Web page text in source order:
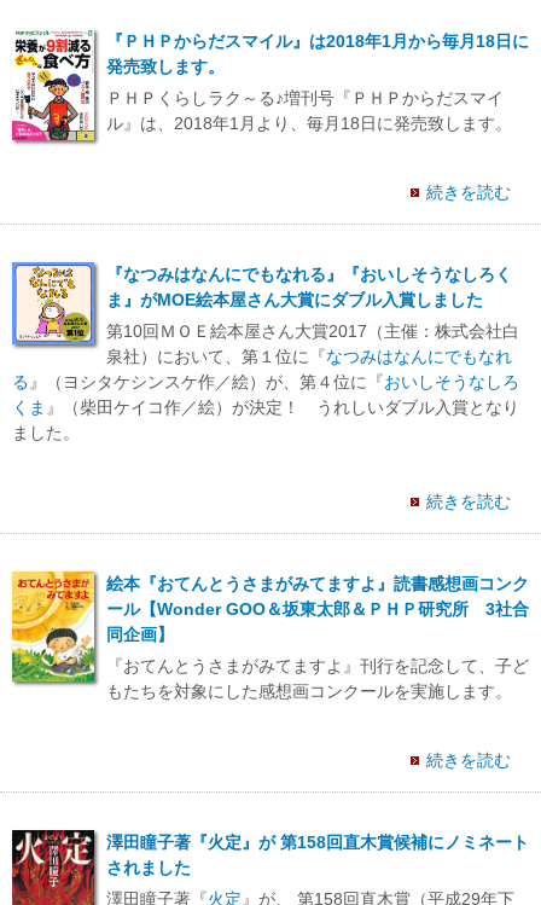
『ＰＨＰからだスマイル』は2018年1月から毎月18日に
発売致します。
ＰＨＰくらしラク～る♪増刊号『ＰＨＰからだスマイ
ル』は、2018年1月より、毎月18日に発売致します。
続きを読む
『なつみはなんにでもなれる』『おいしそうなしろく
ま』がMOE絵本屋さん大賞にダブル入賞しました
第10回ＭＯＥ絵本屋さん大賞2017（主催：株式会社白
泉社）において、第１位に『なつみはなんにでもなれ
る 』（ヨシタケシンスケ作／絵）が、第４位に『おいしそうなしろ
くま 』（柴田ケイコ作／絵）が決定！ うれしいダブル入賞となり
ました。
続きを読む
絵本『おてんとうさまがみてますよ』読書感想画コンク
ール【Wonder GOO＆坂東太郎＆ＰＨＰ研究所 3社合
同企画】
『おてんとうさまがみてますよ』刊行を記念して、子ど
もたちを対象にした感想画コンクールを実施します。
続きを読む
澤田瞳子著『火定』が 第158回直木賞候補にノミネート
されました
澤田瞳子著『火定 』が、 第158回直木賞（平成29年下